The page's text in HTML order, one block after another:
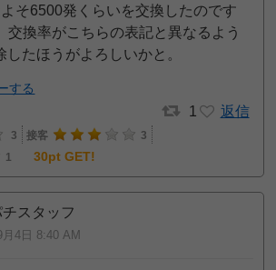
そ6500発くらいを交換したのです
交換率がこちらの表記と異なるよう
たほうがよろしいかと。
する
1 返信
3 接客
3
1 30pt GET!
スタッフ
月4日 8:40 AM